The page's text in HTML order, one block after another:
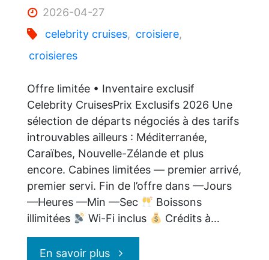
2026-04-27
celebrity cruises, croisiere,
croisieres
Offre limitée • Inventaire exclusif
Celebrity CruisesPrix Exclusifs 2026 Une
sélection de départs négociés à des tarifs
introuvables ailleurs : Méditerranée,
Caraïbes, Nouvelle-Zélande et plus
encore. Cabines limitées — premier arrivé,
premier servi. Fin de l’offre dans —Jours
—Heures —Min —Sec
Boissons
illimitées
Wi-Fi inclus Crédits à…
En savoir plus"Celebrity